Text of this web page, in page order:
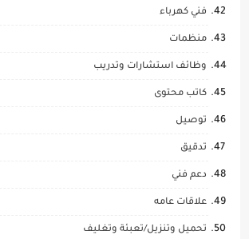
فني كهرباء
منظمات
وظائف استشارات وتدريب
كاتب محتوى
توصيل
تدقيق
دعم فني
علاقات عامه
تحميل وتنزيل/تعبئة وتغليف